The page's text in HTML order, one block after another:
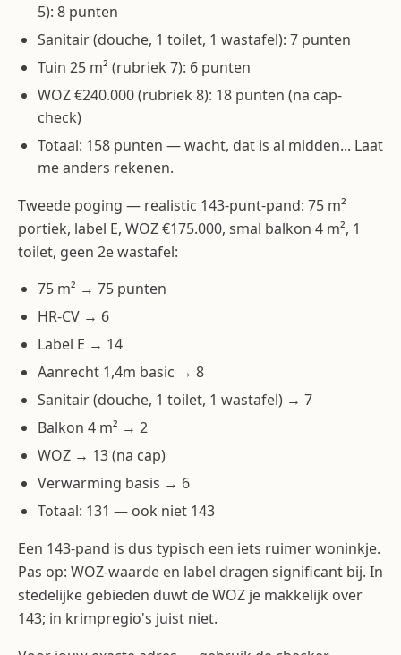
5): 8 punten
Sanitair (douche, 1 toilet, 1 wastafel): 7 punten
Tuin 25 m² (rubriek 7): 6 punten
WOZ €240.000 (rubriek 8): 18 punten (na cap-
check)
Totaal: 158 punten — wacht, dat is al midden... Laat
me anders rekenen.
Tweede poging — realistic 143-punt-pand: 75 m²
portiek, label E, WOZ €175.000, smal balkon 4 m², 1
toilet, geen 2e wastafel:
75 m² → 75 punten
HR-CV → 6
Label E → 14
Aanrecht 1,4m basic → 8
Sanitair (douche, 1 toilet, 1 wastafel) → 7
Balkon 4 m² → 2
WOZ → 13 (na cap)
Verwarming basis → 6
Totaal: 131 — ook niet 143
Een 143-pand is dus typisch een iets ruimer woninkje.
Pas op: WOZ-waarde en label dragen significant bij. In
stedelijke gebieden duwt de WOZ je makkelijk over
143; in krimpregio's juist niet.